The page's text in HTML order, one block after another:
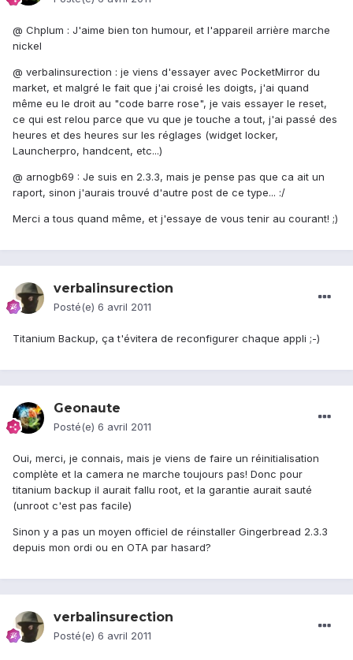
@ Chplum : J'aime bien ton humour, et l'appareil arrière marche
nickel
@ verbalinsurection : je viens d'essayer avec PocketMirror du
market, et malgré le fait que j'ai croisé les doigts, j'ai quand
même eu le droit au "code barre rose", je vais essayer le reset,
ce qui est relou parce que vu que je touche a tout, j'ai passé des
heures et des heures sur les réglages (widget locker,
Launcherpro, handcent, etc...)
@ arnogb69 : Je suis en 2.3.3, mais je pense pas que ca ait un
raport, sinon j'aurais trouvé d'autre post de ce type... :/
Merci a tous quand même, et j'essaye de vous tenir au courant! ;)
verbalinsurection
Posté(e) 6 avril 2011
Titanium Backup, ça t'évitera de reconfigurer chaque appli ;-)
Geonaute
Posté(e) 6 avril 2011
Oui, merci, je connais, mais je viens de faire un réinitialisation
complète et la camera ne marche toujours pas! Donc pour
titanium backup il aurait fallu root, et la garantie aurait sauté
(unroot c'est pas facile)
Sinon y a pas un moyen officiel de réinstaller Gingerbread 2.3.3
depuis mon ordi ou en OTA par hasard?
verbalinsurection
Posté(e) 6 avril 2011